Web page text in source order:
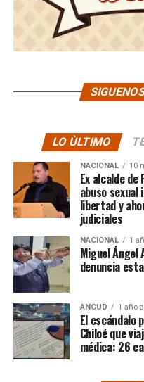
LO ÙLTIMO
NACIONAL 10
Ex alcalde de
abuso
libertad y
judiciales
NACIONAL 1
Miguel Ángel
denuncia
ANCUD 1 año
El escándalo
Chiloé que
médica: 26